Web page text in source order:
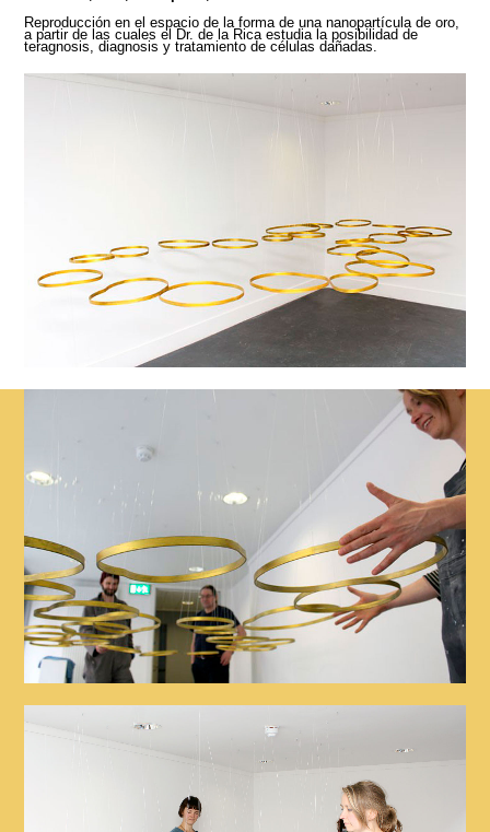
Reproducción en el espacio de la forma de una nanopartícula de oro,
a partir de las cuales el Dr. de la Rica estudia la posibilidad de
teragnosis, diagnosis y tratamiento de células dañadas.